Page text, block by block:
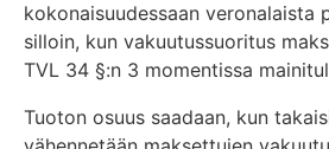
kokonaisuudessaan veronalaista
silloin, kun vakuutussuoritus
TVL 34 §:n 3 momentissa
Tuoton osuus saadaan, kun